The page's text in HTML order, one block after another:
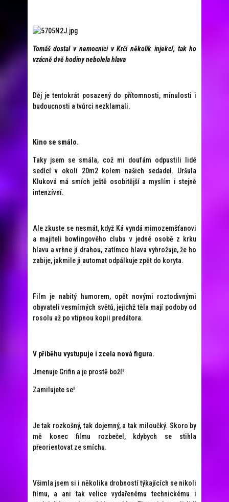
Tomáš dostal v nemocnici v Krči několik injekcí, tak ho
vzácně dvě hodiny nebolela hlava
Děj je tentokrát posazený do přítomnosti, minulosti i
budoucnosti a tvůrci nezklamali.
Kino se smálo.
Taky jsem se smála, což mi doufám odpustili lidé
sedící v okolí 20m2 kolem našich sedadel. Uršula
Kluková má smích ještě osobitější a myslím i stejně
intenzívní.
Ale zkuste se nesmát, když Ká vyndá mimozemšťanovi
a majiteli bowlingového clubu v jedné osobě z krku
hlavu a vrhne jí drahou, zatímco hlava vyhrožuje, že ho
zabije, jakmile ji automat odpálkuje zpět do koryta.
Film je nabitý humorem, opět novými roztodivnými
obyvateli vesmírných světů, jejichž těla mají podoby od
rosolu až po vtipnou kopii predátora.
V příběhu vystupuje i zcela nová figura.
Jmenuje Grifin a je prostě boží!
Zamilujete se!
Je tak rozkošný, tak dojemný, a tak miloučký. Skoro by
mě konec filmu rozbečel, kdybych se stihla
přeorientovat ze smíchu.
Všimla jsem si i několika drobností týkajících se nikoli
filmu, a ani tak velice vydařenému technickému i